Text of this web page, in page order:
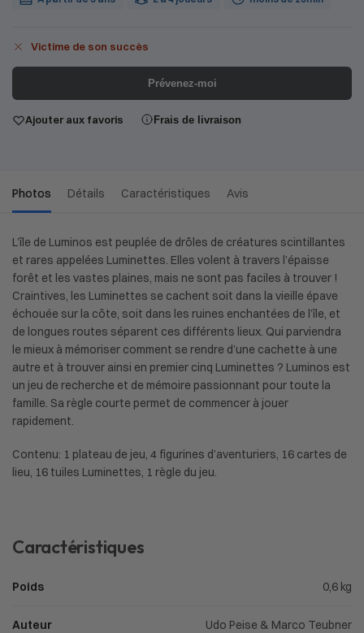
Victime de son succès
Prévenez-moi
Ajouter aux favoris Frais de livraison
Photos Détails Caractéristiques Avis
L’île de Luminos est peuplée de drôles de créatures scintillantes
et rares appelées Luminettes. Elles volent à travers l’épaisse
forêt et les vastes plaines, mais ne sont pas faciles à trouver !
Craintives, les Luminettes se cachent soit dans la vieille épave
échouée sur la côte, soit dans les ruines enchantées de l’île, et
de longues routes séparent ces différents lieux. Qui parviendra
le mieux à mémoriser comment se rendre d’une cachette à une
autre et à trouver ainsi en premier cinq Luminettes ? Luminos est
un jeu de recherche et de mémoire passionnant pour toute la
famille. Sa règle courte permet de commencer à jouer
rapidement.
Contenu: 1 plateau de jeu, 4 figurines d’aventuriers, 16 cartes de
lieu, 16 tuiles Luminettes, 1 règle du jeu.
Caractéristiques
Poids 0,6 kg
Auteur Udo Peise & Marco Teubner